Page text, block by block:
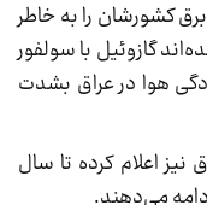
برق کشورشان را به خاطر
گازوئیل با سولفور
هوا در عراق بشدت
اعلام کرده تا سال